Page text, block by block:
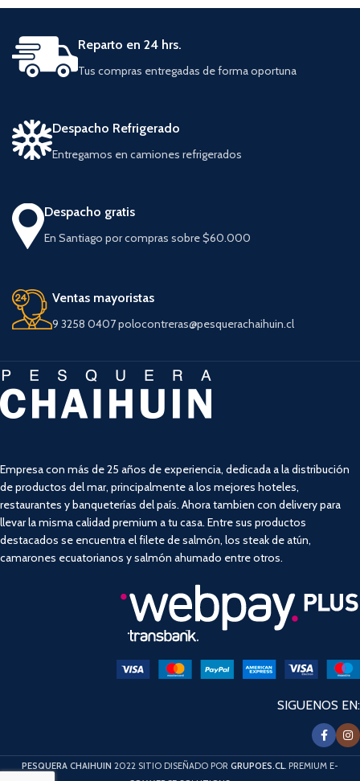
Reparto en 24 hrs.
Tus compras entregadas de forma oportuna
Despacho Refrigerado
Entregamos en camiones refrigerados
Despacho gratis
En Santiago por compras sobre $60.000
Ventas mayoristas
9 3258 0407 polocontreras@pesquerachaihuin.cl
Empresa con más de 25 años de experiencia, dedicada a la distribución
de productos del mar, principalmente a los mejores hoteles,
restaurantes y banqueterías del país. Ahora tambien con delivery para
llevar la misma calidad premium a tu casa. Entre sus productos
destacados se encuentra el filete de salmón, los steak de atún,
camarones ecuatorianos y salmón ahumado entre otros.
SIGUENOS EN:
PESQUERA CHAIHUIN 2022 SITIO DISEÑADO POR GRUPOES.CL. PREMIUM E-